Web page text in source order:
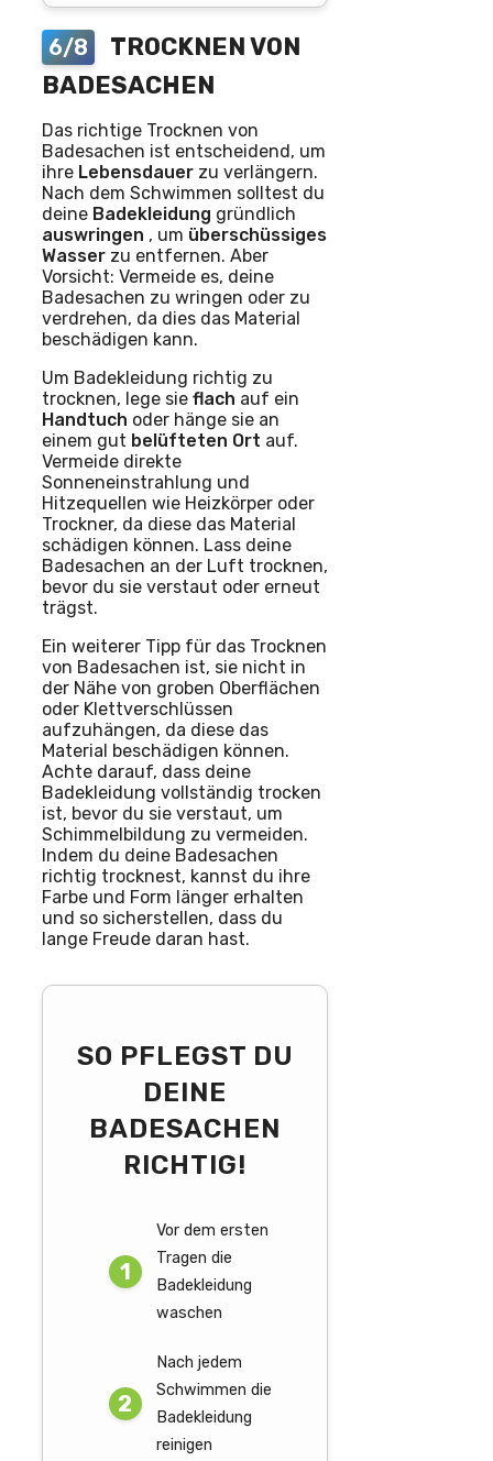
6/8
TROCKNEN VON
BADESACHEN
Das richtige Trocknen von
Badesachen ist entscheidend, um
ihre Lebensdauer zu verlängern.
Nach dem Schwimmen solltest du
deine Badekleidung gründlich
auswringen , um überschüssiges
Wasser zu entfernen. Aber
Vorsicht: Vermeide es, deine
Badesachen zu wringen oder zu
verdrehen, da dies das Material
beschädigen kann.
Um Badekleidung richtig zu
trocknen, lege sie flach auf ein
Handtuch oder hänge sie an
einem gut belüfteten Ort auf.
Vermeide direkte
Sonneneinstrahlung und
Hitzequellen wie Heizkörper oder
Trockner, da diese das Material
schädigen können. Lass deine
Badesachen an der Luft trocknen,
bevor du sie verstaut oder erneut
trägst.
Ein weiterer Tipp für das Trocknen
von Badesachen ist, sie nicht in
der Nähe von groben Oberflächen
oder Klettverschlüssen
aufzuhängen, da diese das
Material beschädigen können.
Achte darauf, dass deine
Badekleidung vollständig trocken
ist, bevor du sie verstaut, um
Schimmelbildung zu vermeiden.
Indem du deine Badesachen
richtig trocknest, kannst du ihre
Farbe und Form länger erhalten
und so sicherstellen, dass du
lange Freude daran hast.
SO PFLEGST DU
DEINE
BADESACHEN
RICHTIG!
Vor dem ersten
Tragen die
Badekleidung
waschen
Nach jedem
Schwimmen die
Badekleidung
reinigen